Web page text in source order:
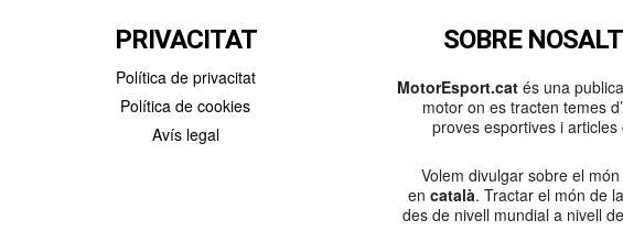
PRIVACITAT
Política de privacitat
Política de cookies
Avís legal
SOBRE
MotorEsport.cat és una
motor on es tracten temes
proves esportives i articles
Volem divulgar sobre el
en català. Tractar el món de
des de nivell mundial a nivell de